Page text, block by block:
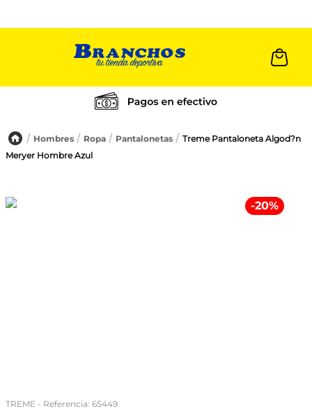
Hombres Ropa Pantalonetas
Treme Pantaloneta Algod?n
Meryer Hombre Azul
-20%
TREME - Referencia: 65449